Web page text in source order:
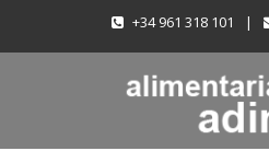
+34 961 318 101 |